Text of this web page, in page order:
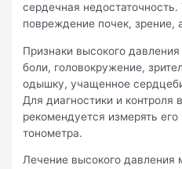
сердечная
повреждение почек, зрение,
Признаки высокого
боли, головокружение,
одышку, учащенное
Для диагностики и контроля
рекомендуется измерять
тонометра.
Лечение высокого давления